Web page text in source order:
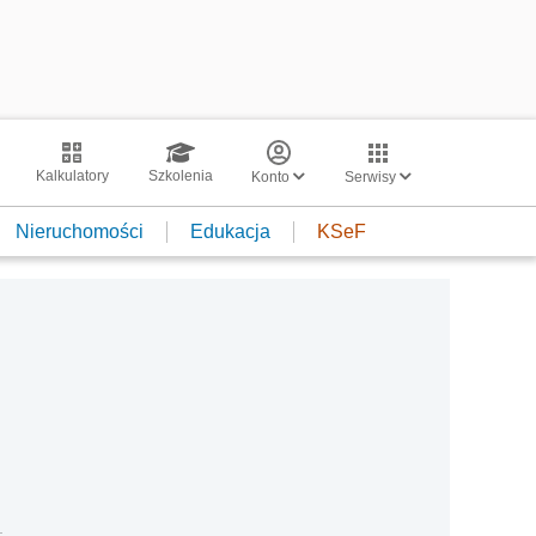
Kalkulatory Szkolenia Konto Serwisy
Nieruchomości Edukacja KSeF